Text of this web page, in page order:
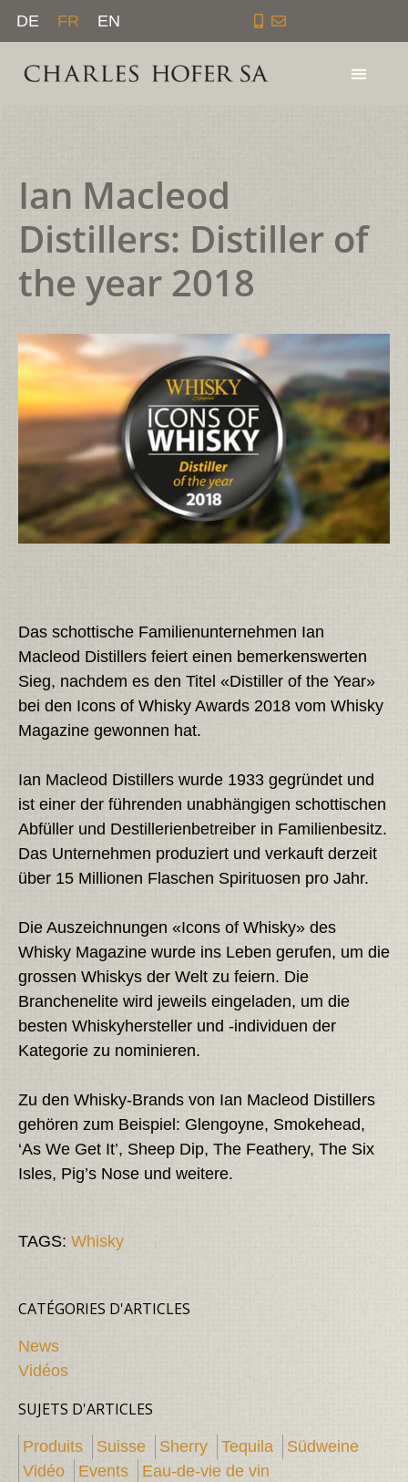
Aller
contenu
DE FR EN
Ian Macleod
Distillers: Distiller of
the year 2018
Das schottische Familienunternehmen Ian
Macleod Distillers feiert einen bemerkenswerten
Sieg, nachdem es den Titel «Distiller of the Year»
bei den Icons of Whisky Awards 2018 vom Whisky
Magazine gewonnen hat.
Ian Macleod Distillers wurde 1933 gegründet und
ist einer der führenden unabhängigen schottischen
Abfüller und Destillerienbetreiber in Familienbesitz.
Das Unternehmen produziert und verkauft derzeit
über 15 Millionen Flaschen Spirituosen pro Jahr.
Die Auszeichnungen «Icons of Whisky» des
Whisky Magazine wurde ins Leben gerufen, um die
grossen Whiskys der Welt zu feiern. Die
Branchenelite wird jeweils eingeladen, um die
besten Whiskyhersteller und -individuen der
Kategorie zu nominieren.
Zu den Whisky-Brands von Ian Macleod Distillers
gehören zum Beispiel: Glengoyne, Smokehead,
‘As We Get It’, Sheep Dip, The Feathery, The Six
Isles, Pig’s Nose und weitere.
TAGS: Whisky
CATÉGORIES D'ARTICLES
News
Vidéos
SUJETS D'ARTICLES
Produits Suisse Sherry Tequila
Südweine
Vidéo
Events
Eau-de-vie de vin